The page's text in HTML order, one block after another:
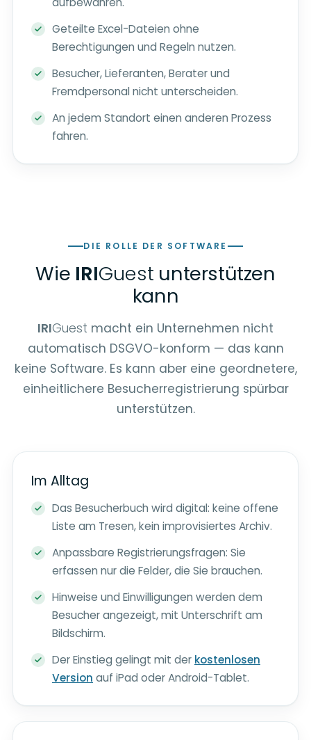
Geteilte Excel-Dateien ohne
Berechtigungen und Regeln nutzen.
Besucher, Lieferanten, Berater und
Fremdpersonal nicht unterscheiden.
An jedem Standort einen anderen Prozess
fahren.
DIE ROLLE DER SOFTWARE
Wie IRIGuest unterstützen
kann
IRIGuest macht ein Unternehmen nicht
automatisch DSGVO-konform — das kann
keine Software. Es kann aber eine geordnetere,
einheitlichere Besucherregistrierung spürbar
unterstützen.
Im Alltag
Das Besucherbuch wird digital: keine offene
Liste am Tresen, kein improvisiertes Archiv.
Anpassbare Registrierungsfragen: Sie
erfassen nur die Felder, die Sie brauchen.
Hinweise und Einwilligungen werden dem
Besucher angezeigt, mit Unterschrift am
Bildschirm.
Der Einstieg gelingt mit der kostenlosen
Version auf iPad oder Android-Tablet.